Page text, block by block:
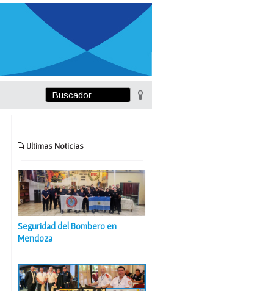
Ultimas Noticias
Seguridad del Bombero en
Mendoza